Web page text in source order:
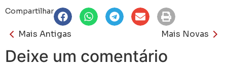
Compartilhar
Mais Antigas Mais Novas
Deixe um comentário